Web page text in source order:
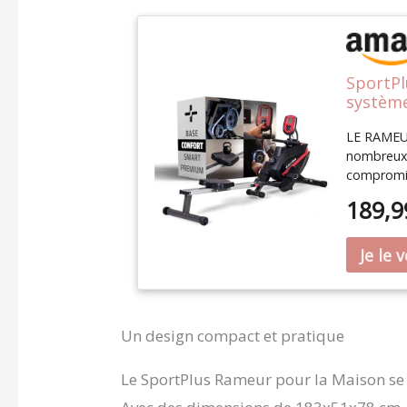
SÜD
LE
aussi
siège
une
Un design compact et pratique
Le SportPlus Rameur pour la Maison